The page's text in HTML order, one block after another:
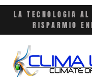
LA TECNOLOGIA
RISPARMIO